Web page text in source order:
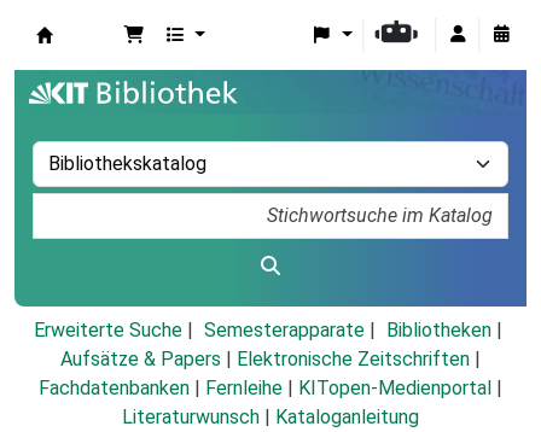
Erweiterte Suche Semesterapparate
Bibliotheken
Aufsätze & Papers
Elektronische Zeitschriften
Fachdatenbanken
Fernleihe KITopen-Medienportal
Literaturwunsch
Kataloganleitung